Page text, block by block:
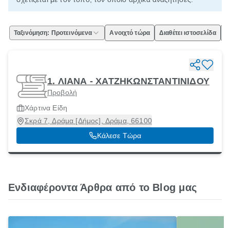
Ταξινόμηση: Προτεινόμενα Ανοιχτό τώρα Διαθέτει ιστοσελίδα
1. ΛΙΑΝΑ - ΧΑΤΖΗΚΩΝΣΤΑΝΤΙΝΙΔΟΥ
Προβολή
Χάρτινα Είδη
Σκρά 7, Δράμα [Δήμος], Δράμα, 66100
Κάλεσε Τώρα
Ενδιαφέροντα Άρθρα από το Blog μας